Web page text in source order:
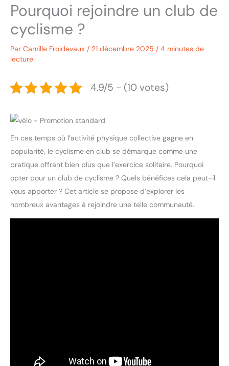
Pourquoi rejoindre un club de
cyclisme ?
Par Camille Froidevaux / 21 décembre 2025 / 4 minutes de
lecture
4.9/5 - (10 votes)
En ces temps où l’activité physique collective gagne en
popularité, le cyclisme en club se démarque comme une
pratique offrant bien plus que l’exercice solitaire. Pourquoi
opter pour un club de cyclisme ? Quels bénéfices cela peut-il
vous apporter ? Cet article se propose d’explorer les
nombreux avantages à rejoindre une telle communauté.